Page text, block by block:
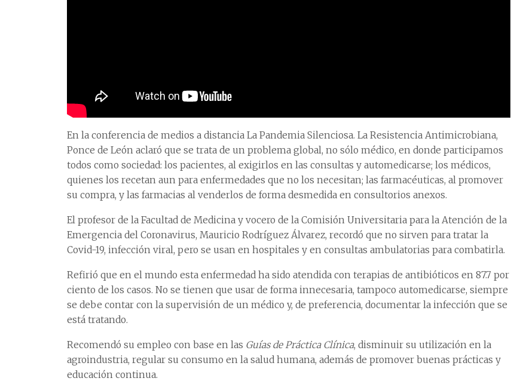
En la conferencia de medios a distancia La Pandemia Silenciosa. La Resistencia Antimicrobiana,
Ponce de León aclaró que se trata de un problema global, no sólo médico, en donde participamos
todos como sociedad: los pacientes, al exigirlos en las consultas y automedicarse; los médicos,
quienes los recetan aun para enfermedades que no los necesitan; las farmacéuticas, al promover
su compra, y las farmacias al venderlos de forma desmedida en consultorios anexos.
El profesor de la Facultad de Medicina y vocero de la Comisión Universitaria para la Atención de la
Emergencia del Coronavirus, Mauricio Rodríguez Álvarez, recordó que no sirven para tratar la
Covid-19, infección viral, pero se usan en hospitales y en consultas ambulatorias para combatirla.
Refirió que en el mundo esta enfermedad ha sido atendida con terapias de antibióticos en 87.7 por
ciento de los casos. No se tienen que usar de forma innecesaria, tampoco automedicarse, siempre
se debe contar con la supervisión de un médico y, de preferencia, documentar la infección que se
está tratando.
Recomendó su empleo con base en las Guías de Práctica Clínica, disminuir su utilización en la
agroindustria, regular su consumo en la salud humana, además de promover buenas prácticas y
educación continua.